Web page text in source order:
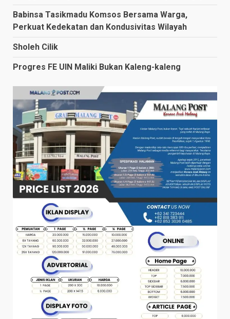
Babinsa Tasikmadu Komsos Bersama Warga,
Perkuat Kedekatan dan Kondusivitas Wilayah
Sholeh Cilik
Progres FE UIN Maliki Bukan Kaleng-kaleng